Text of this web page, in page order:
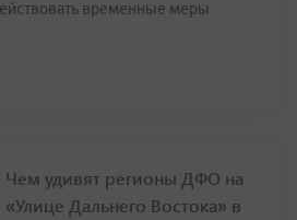
временные меры
Чем удивят регионы ДФО на
«Улице Дальнего Востока» в